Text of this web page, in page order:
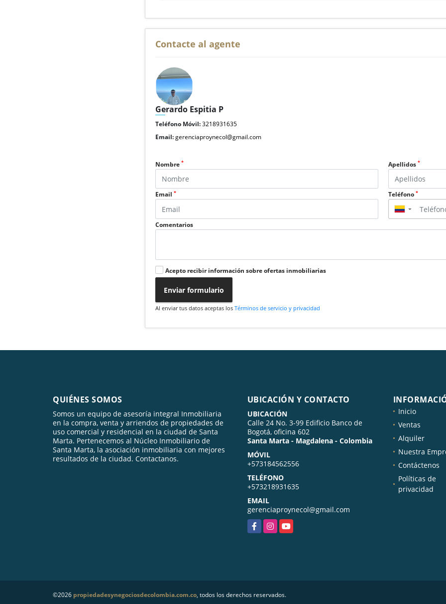
Contacte al agente
Gerardo Espitia P
Teléfono Móvil:3218931635
Email:gerenciaproynecol@gmail.com
Nombre* Apellidos *
Email* Teléfono *
▼
Comentarios
Acepto recibir información sobre ofertas inmobiliarias
Enviar formulario
Al enviar tus datos aceptas losTérminos de servicio y privacidad
QUIÉNES SOMOS
Somos un equipo de asesoría integral Inmobiliaria
en la compra, venta y arriendos de propiedades de
uso comercial y residencial en la ciudad de Santa
Marta. Pertenecemos al Núcleo Inmobiliario de
Santa Marta, la asociación inmobiliaria con mejores
resultados de la ciudad. Contactanos.
UBICACIÓN Y CONTACTO
UBICACIÓN
Calle 24 No. 3-99 Edificio Banco de
Bogotá, oficina 602
Santa Marta - Magdalena - Colombia
MÓVIL
+573184562556
TELÉFONO
+573218931635
EMAIL
gerenciaproynecol@gmail.com
FacebookInstagramYouTube
Inicio
Ventas
Alquiler
Nuestra
Contáctenos
Políticas de
privacidad
©2026 propiedadesynegociosdecolombia.com.co, todos los derechos reservados.